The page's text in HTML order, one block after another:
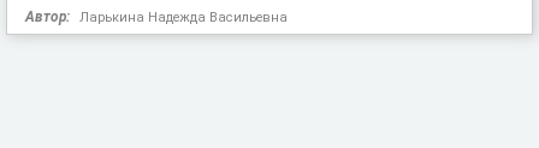
Автор: Ларькина Надежда Васильевна